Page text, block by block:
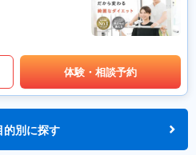
体験・相談予約
的別に探す